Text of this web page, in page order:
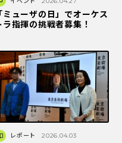
「ミューザの日」でオーケス
ラ指揮の挑戦者募集！
レポート 2026.04.03